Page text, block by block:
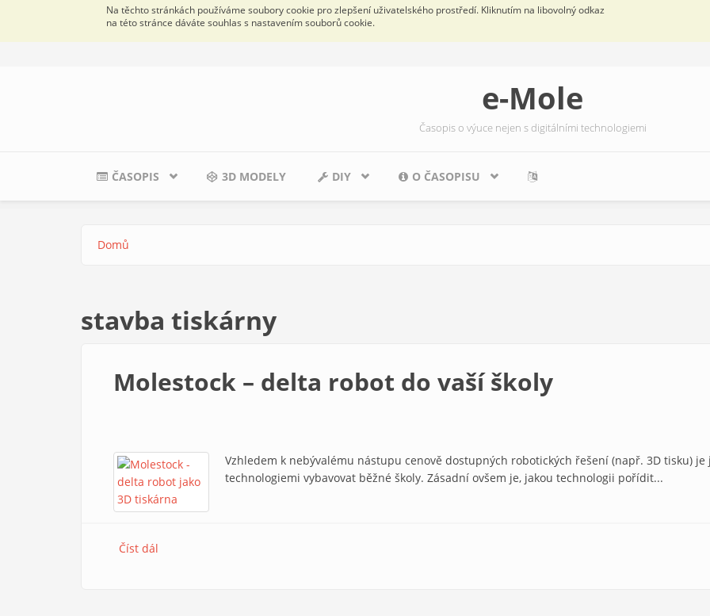
Na těchto stránkách používáme soubory cookie pro zlepšení uživatelského prostředí. Kliknutím na libovolný odkaz
na této stránce dáváte souhlas s nastavením souborů cookie.
e-Mole
Časopis o výuce nejen s digitálními technologiemi
ČASOPIS 3D MODELY DIY O ČASOPISU
Jste zde
Domů
stavba tiskárny
Molestock – delta robot do vaší školy
Vzhledem k nebývalému nástupu cenově dostupných robotických řešení (např. 3D tisku)
technologiemi vybavovat běžné školy. Zásadní ovšem je, jakou technologii pořídit...
Číst dál